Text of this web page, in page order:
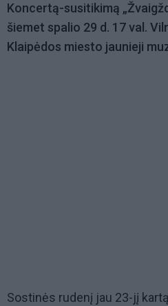
Koncertą-susitikimą
šiemet spalio 29 d. 17 val.
Klaipėdos miesto jaunieji
Sostinės rudenį jau 23-jį